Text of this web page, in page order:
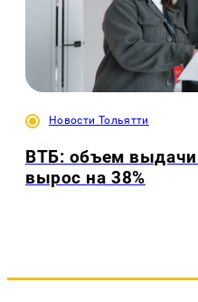
Новости Тольятти
ВТБ: объем выдачи
вырос на 38%